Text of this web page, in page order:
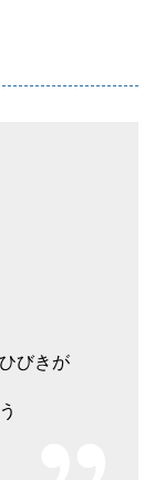
びきが